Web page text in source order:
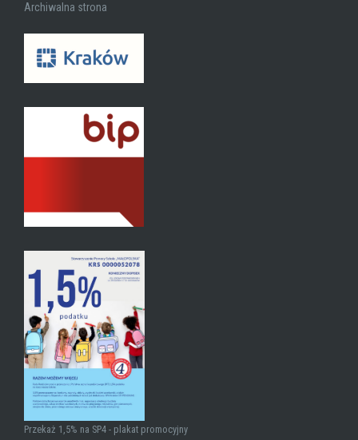
Archiwalna strona
Przekaż 1,5% na SP4 - plakat promocyjny